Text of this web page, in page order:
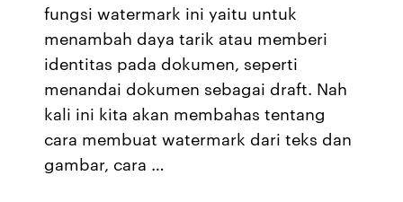
fungsi watermark ini yaitu untuk
menambah daya tarik atau memberi
identitas pada dokumen, seperti
menandai dokumen sebagai draft. Nah
kali ini kita akan membahas tentang
cara membuat watermark dari teks dan
gambar, cara …